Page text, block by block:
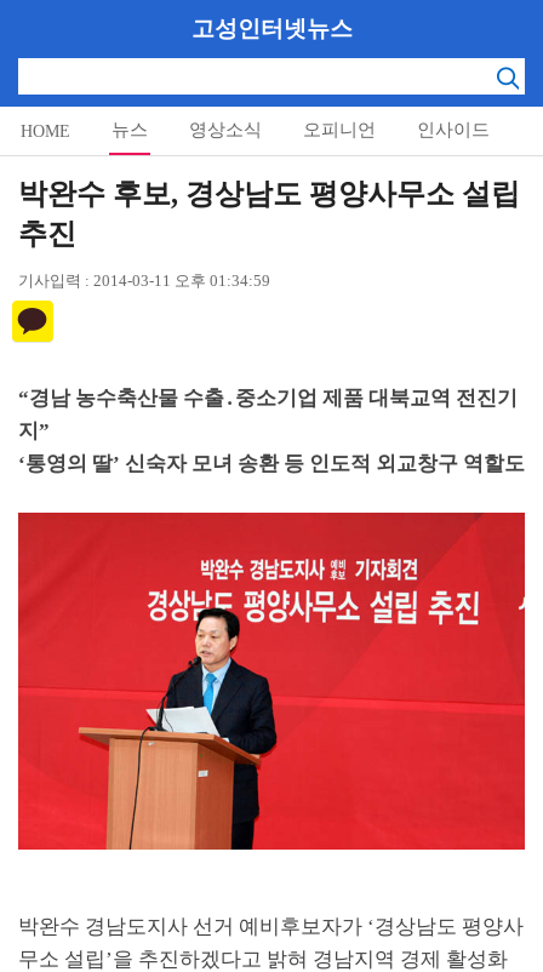
고성인터넷뉴스
HOME 뉴스 영상소식 오피니언 인사이드
알림마당
박완수 후보, 경상남도 평양사무소 설립
추진
기사입력 : 2014-03-11 오후 01:34:59
“경남 농수축산물 수출․ 중소기업 제품 대북교역 전진기
지 ”
‘통영의 딸’ 신숙자 모녀 송환 등 인도적 외교창구 역할도
박완수 경남도지사 선거 예비후보자가 ‘경상남도 평양사
무소 설립’을 추진하겠다고 밝혀 경남지역 경제 활성화